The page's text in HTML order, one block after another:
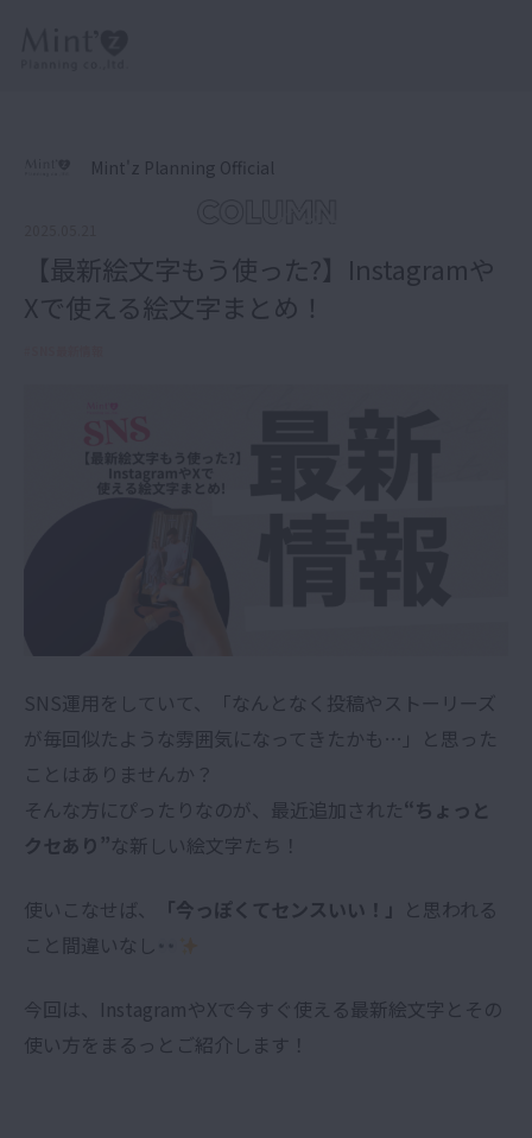
Mint'z Planning Official
【最新絵文字もう使った?】Instagramや
Xで使える絵文字まとめ！
SNS運用をしていて、「なんとなく投稿やストーリーズ
が毎回似たような雰囲気になってきたかも…」と思った
ことはありませんか？
そんな方にぴったりなのが、最近追加された“ちょっと
クセあり”な新しい絵文字たち！
使いこなせば、 「今っぽくてセンスいい！」 と思われる
こと間違いなし
今回は、InstagramやXで今すぐ使える最新絵文字とその
使い方をまるっとご紹介します！